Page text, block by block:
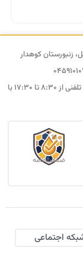
زنبورستان کوهدار
پاسخگویی تلفنی از ۸:۳۰ تا ۱۷:۳۰ با
ضمانت نامه
اجتماعی